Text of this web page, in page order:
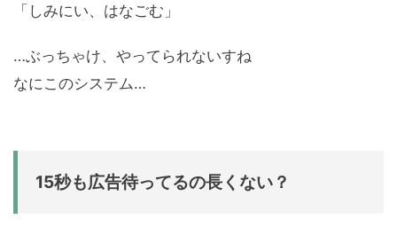
「しみにい、はなごむ」
…ぶっちゃけ、やってられないすね
なにこのシステム…
15秒も広告待ってるの長くない？